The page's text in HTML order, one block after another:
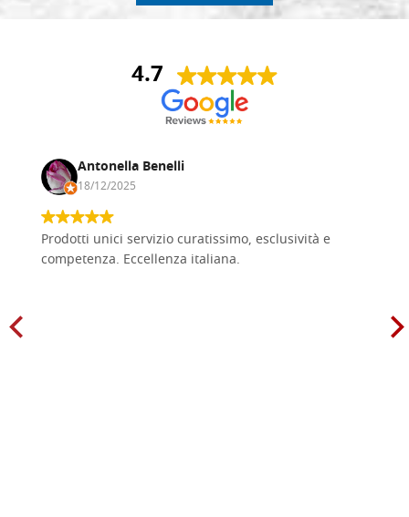
4.7
Antonella Benelli
18/12/2025
Prodotti unici servizio curatissimo, esclusività e
competenza. Eccellenza italiana.